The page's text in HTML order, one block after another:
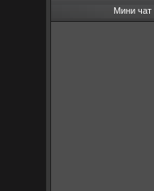
Мини чат